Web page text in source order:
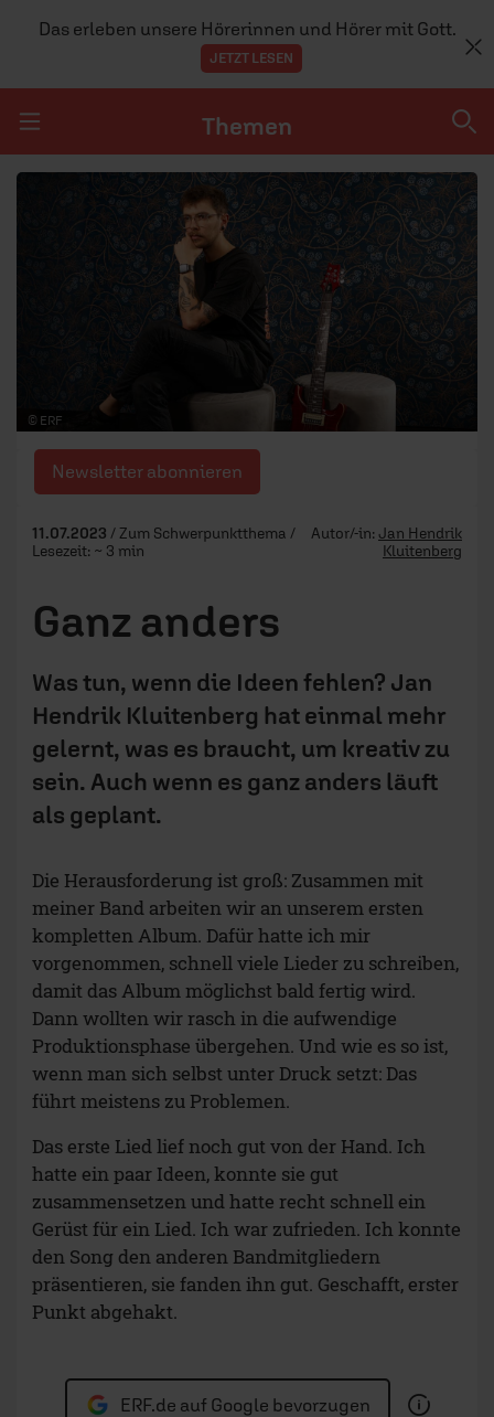
Das erleben unsere Hörerinnen und Hörer mit Gott.
JETZT LESEN
Navigation überspringen
Themen
GESELLSCHAFT
TEAM
© ERF
Newsletter abonnieren
11.07.2023 / Zum Schwerpunktthema /
Lesezeit: ~ 3 min
Autor/-in: Jan Hendrik
Kluitenberg
Ganz anders
Was tun, wenn die Ideen fehlen? Jan
Hendrik Kluitenberg hat einmal mehr
gelernt, was es braucht, um kreativ zu
sein. Auch wenn es ganz anders läuft
als geplant.
Die Herausforderung ist groß: Zusammen mit
meiner Band arbeiten wir an unserem ersten
kompletten Album. Dafür hatte ich mir
vorgenommen, schnell viele Lieder zu schreiben,
damit das Album möglichst bald fertig wird.
Dann wollten wir rasch in die aufwendige
Produktionsphase übergehen. Und wie es so ist,
wenn man sich selbst unter Druck setzt: Das
führt meistens zu Problemen.
Das erste Lied lief noch gut von der Hand. Ich
hatte ein paar Ideen, konnte sie gut
zusammensetzen und hatte recht schnell ein
Gerüst für ein Lied. Ich war zufrieden. Ich konnte
den Song den anderen Bandmitgliedern
präsentieren, sie fanden ihn gut. Geschafft, erster
Punkt abgehakt.
ERF.de auf Google bevorzugen